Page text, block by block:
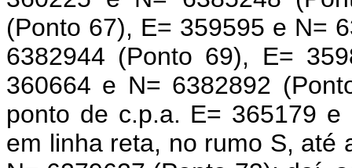
(Ponto 67), E= 359595 e N=
6382944 (Ponto 69), E=
360664 e N= 6382892
ponto de c.p.a. E= 365179
em linha reta, no rumo S, até